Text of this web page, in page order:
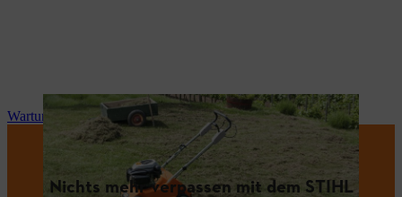
Wartung und Reparatur
Nichts mehr verpassen mit dem STIHL